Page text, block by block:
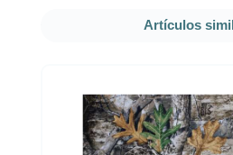
Omitir la galería de productos
Artículos